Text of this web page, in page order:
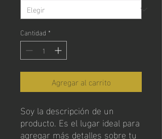
Cantidad *
Agregar al carrito
Soy la descripción de un
producto. Es el lugar ideal para
agregar más detalles sobre tu